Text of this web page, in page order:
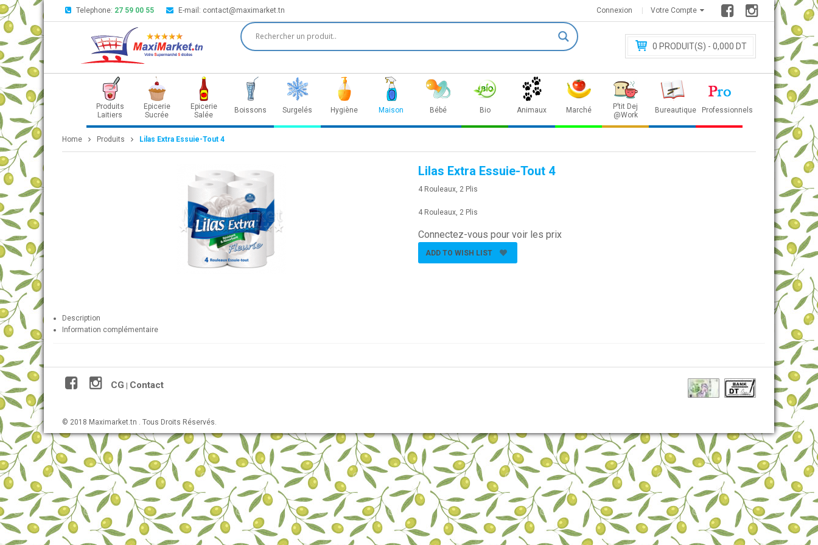
Telephone: 27 59 00 55 E-mail: contact@maximarket.tn Votre Compte
Connexion
0 PRODUIT(S) - 0,000 DT
Produits
Laitiers
Epicerie
Sucrée
Epicerie
Salée
Boissons Surgelés Hygiène Maison Bébé Bio Animaux Marché
P’tit Dej
@Work
Bureautique Professionnels
Home Produits Lilas Extra Essuie-Tout 4
Lilas Extra Essuie-Tout 4
4 Rouleaux, 2 Plis
4 Rouleaux, 2 Plis
Connectez-vous pour voir les prix
ADD TO WISH LIST
Description
Information complémentaire
CG Contact
© 2018 Maximarket.tn . Tous Droits Réservés.